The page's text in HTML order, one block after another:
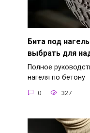
Бита под
выбрать для
Полное
нагеля по бетону
0 327